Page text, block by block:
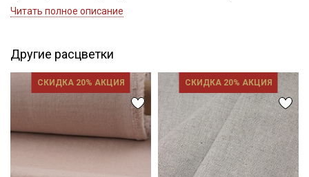
теплопроводностью и устойчивостью к износам,
переплетение полотняное; усадка 1%- 2%, неаллергенна.
Эффект помятости достигается с помощью новейших
европейских технологий. Декатировка не требуется.
Применение ткани: мужская, женская и детская одежда,
предметы интерьера, великолепен для одежды в стиле Бохо.
Рекомендации по уходу: максимальная температура стирки
40С; химчистка; не отбеливать хлором; максимальная
температура глажения 150С; сушить в подвешенном
состоянии.
Читать полное описание
Другие расцветки
СКИДКА 20% АКЦИЯ СКИДКА 20% АКЦИЯ